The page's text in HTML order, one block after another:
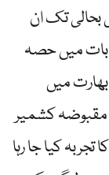
چاہتے ہیں، آرٹیکل 370 کی بحالی تک ان
میں حصہ
میں
مقبوضہ کشمیر
کیا جا رہا